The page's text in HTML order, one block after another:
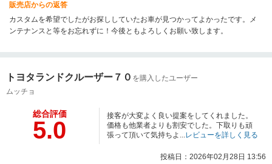
販売店からの返答
カスタムを希望でしたがお探ししていたお車が見つかってよかったです。メ
ンテナンスと等をお忘れずに！今後ともよろしくお願い致します。
トヨタランドクルーザー７０ を購入したユーザー
ムッチョ
総合評価
5.0
接客が大変よく良い提案をしてくれました。
価格も他業者よりも割安でした。下取りも頑
張って頂いて気持ちよ...レビューを詳しく見る
投稿日：2026年02月28日 13:56